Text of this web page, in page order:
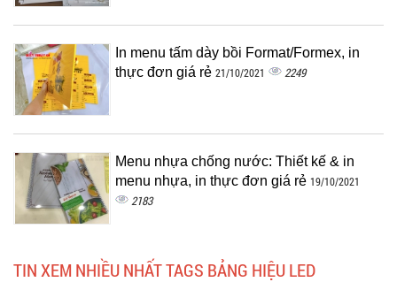
In menu tấm dày bồi Format/Formex, in
thực đơn giá rẻ 21/10/2021 2249
Menu nhựa chống nước: Thiết kế & in
menu nhựa, in thực đơn giá rẻ 19/10/2021
2183
TIN XEM NHIỀU NHẤT TAGS BẢNG HIỆU LED